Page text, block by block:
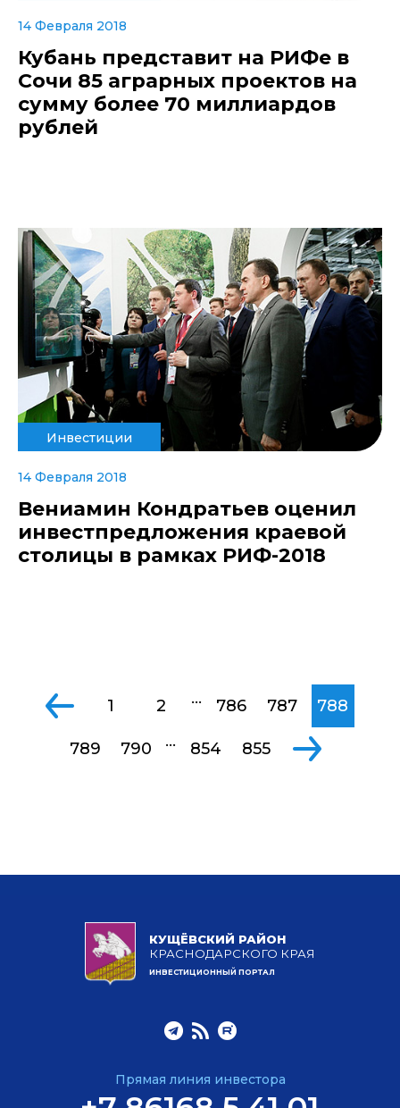
14 Февраля 2018
Кубань представит на РИФе в
Сочи 85 аграрных проектов на
сумму более 70 миллиардов
рублей
Инвестиции
14 Февраля 2018
Вениамин Кондратьев оценил
инвестпредложения краевой
столицы в рамках РИФ-2018
1 2 ... 786 787 788
789 790 ... 854 855
КУЩЁВСКИЙ РАЙОН
КРАСНОДАРСКОГО КРАЯ
ИНВЕСТИЦИОННЫЙ ПОРТАЛ
Прямая линия инвестора